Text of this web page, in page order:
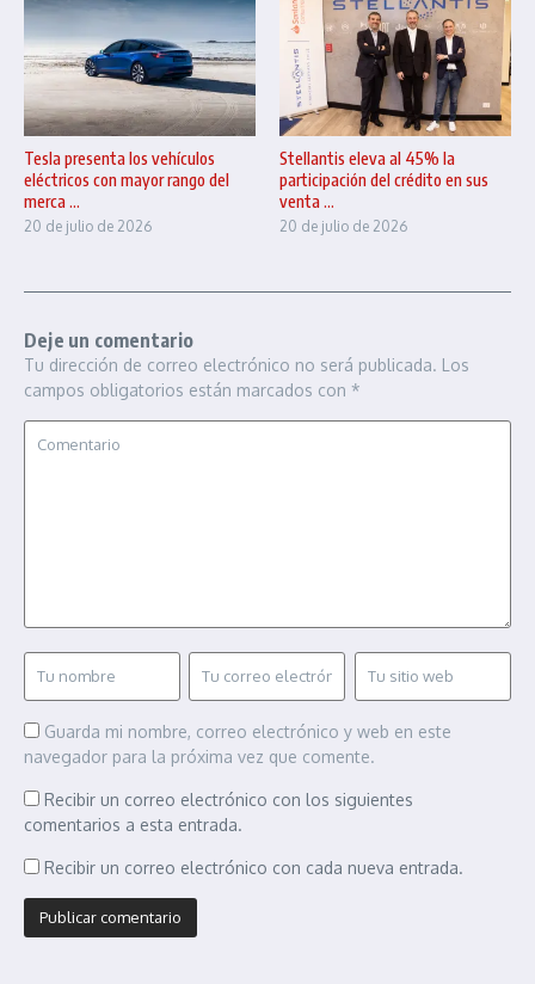
Tesla presenta los vehículos
eléctricos con mayor rango del
merca ...
20 de julio de 2026
Stellantis eleva al 45% la
participación del crédito en sus
venta ...
20 de julio de 2026
Deje un comentario
Tu dirección de correo electrónico no será publicada. Los
campos obligatorios están marcados con *
Guarda mi nombre, correo electrónico y web en este
navegador para la próxima vez que comente.
Recibir un correo electrónico con los siguientes
comentarios a esta entrada.
Recibir un correo electrónico con cada nueva entrada.